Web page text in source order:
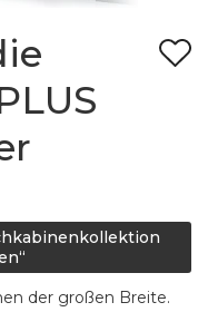
der großen Breite.